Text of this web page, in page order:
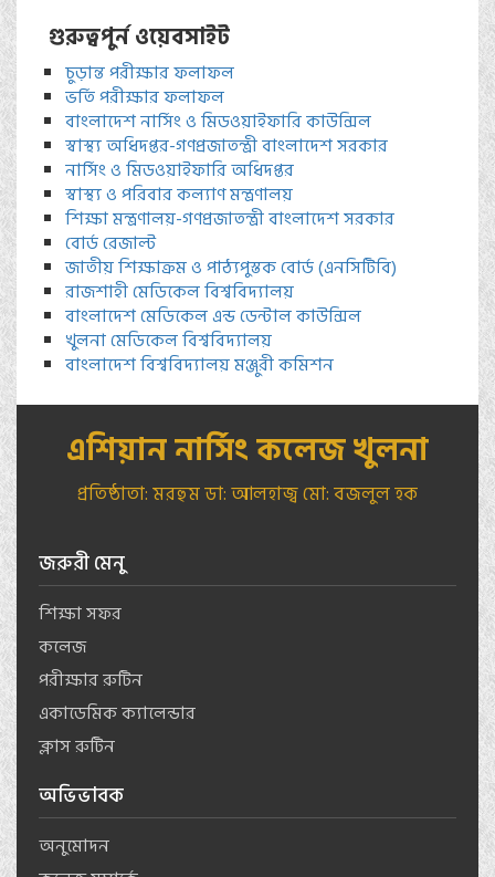
গুরুত্বপুর্ন ওয়েবসাইট
চুড়ান্ত পরীক্ষার ফলাফল
ভর্তি পরীক্ষার ফলাফল
বাংলাদেশ নার্সিং ও মিডওয়াইফারি কাউন্সিল
স্বাস্থ্য অধিদপ্তর-গণপ্রজাতন্ত্রী বাংলাদেশ সরকার
নার্সিং ও মিডওয়াইফারি অধিদপ্তর
স্বাস্থ্য ও পরিবার কল্যাণ মন্ত্রণালয়
শিক্ষা মন্ত্রণালয়-গণপ্রজাতন্ত্রী বাংলাদেশ সরকার
বোর্ড রেজাল্ট
জাতীয় শিক্ষাক্রম ও পাঠ্যপুস্তক বোর্ড (এনসিটিবি)
রাজশাহী মেডিকেল বিশ্ববিদ্যালয়
বাংলাদেশ মেডিকেল এন্ড ডেন্টাল কাউন্সিল
খুলনা মেডিকেল বিশ্ববিদ্যালয়
বাংলাদেশ বিশ্ববিদ্যালয় মঞ্জুরী কমিশন
এশিয়ান নার্সিং কলেজ খুলনা
প্রতিষ্ঠাতা: মরহুম ডা: আলহাজ্ব মো: বজলুল হক
জরুরী মেনু
শিক্ষা সফর
কলেজ
পরীক্ষার রুটিন
একাডেমিক ক্যালেন্ডার
ক্লাস রুটিন
অভিভাবক
অনুমোদন